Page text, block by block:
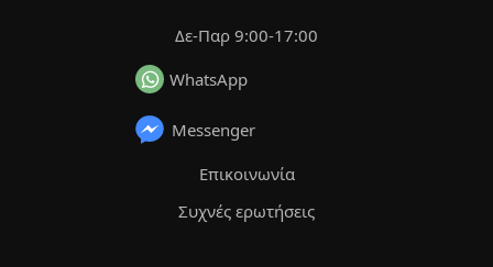
Δε-Παρ 9:00-17:00
WhatsApp
Messenger
Επικοινωνία
Συχνές ερωτήσεις